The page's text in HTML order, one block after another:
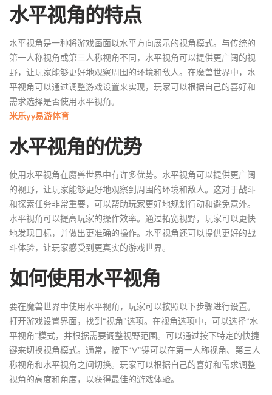
水平视角的特点
水平视角是一种将游戏画面以水平方向展示的视角模式。与传统的
第一人称视角或第三人称视角不同，水平视角可以提供更广阔的视
野，让玩家能够更好地观察周围的环境和敌人。在魔兽世界中，水
平视角可以通过调整游戏设置来实现，玩家可以根据自己的喜好和
需求选择是否使用水平视角。
米乐yy易游体育
水平视角的优势
使用水平视角在魔兽世界中有许多优势。水平视角可以提供更广阔
的视野，让玩家能够更好地观察到周围的环境和敌人。这对于战斗
和探索任务非常重要，可以帮助玩家更好地规划行动和避免意外。
水平视角可以提高玩家的操作效率。通过拓宽视野，玩家可以更快
地发现目标，并做出更准确的操作。水平视角还可以提供更好的战
斗体验，让玩家感受到更真实的游戏世界。
如何使用水平视角
要在魔兽世界中使用水平视角，玩家可以按照以下步骤进行设置。
打开游戏设置界面，找到“视角”选项。在视角选项中，可以选择“水
平视角”模式，并根据需要调整视野范围。可以通过按下特定的快捷
键来切换视角模式。通常，按下“V”键可以在第一人称视角、第三人
称视角和水平视角之间切换。玩家可以根据自己的喜好和需求调整
视角的高度和角度，以获得最佳的游戏体验。